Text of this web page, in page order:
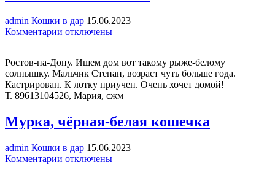
admin Кошки в дар 15.06.2023
Комментарии к
котик
Степан
отключены
Ростов-на-Дону. Ищем дом вот такому рыже-белому
солнышку. Мальчик Степан, возраст чуть больше года.
Кастрирован. К лотку приучен. Очень хочет домой!
Т. 89613104526, Мария, сжм
Мурка, чёрная-белая кошечка
admin Кошки в дар 15.06.2023
Комментарии котключены